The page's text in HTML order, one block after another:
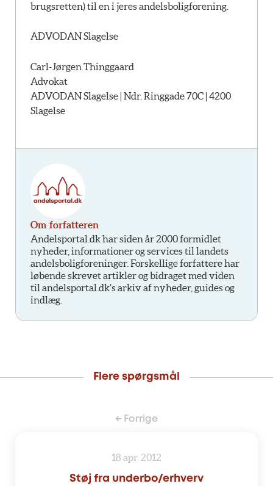
brugsretten) til en i jeres andelsboligforening.
ADVODAN Slagelse
Carl-Jørgen Thinggaard
Advokat
ADVODAN Slagelse | Ndr. Ringgade 70C | 4200
Slagelse
Om forfatteren
Andelsportal.dk har siden år 2000 formidlet
nyheder, informationer og services til landets
andelsboligforeninger. Forskellige forfattere har
løbende skrevet artikler og bidraget med viden
til andelsportal.dk’s arkiv af nyheder, guides og
indlæg.
Flere spørgsmål
← Forrige
18 apr. 2012
Støj fra underbo/erhverv